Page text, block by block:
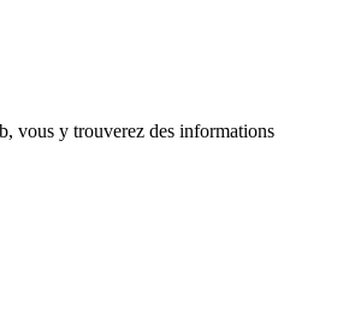
vous y trouverez des informations